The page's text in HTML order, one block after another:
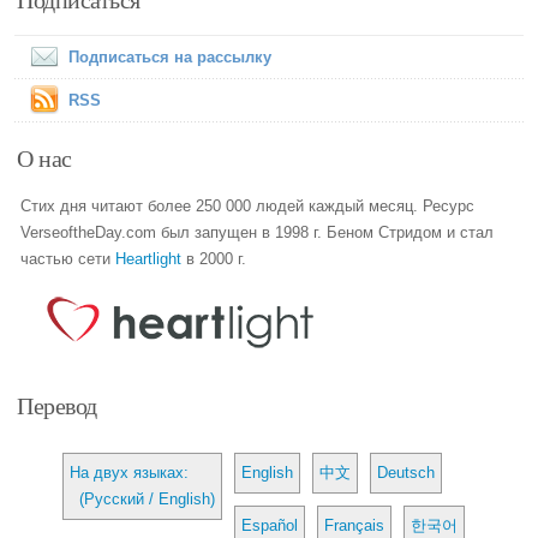
Подписаться на рассылку
RSS
О нас
Стих дня читают более 250 000 людей каждый месяц. Ресурс
VerseoftheDay.com был запущен в 1998 г. Беном Стридом и стал
частью сети Heartlight в 2000 г.
Перевод
На двух языках:
(Русский / English)
English 中文 Deutsch
Español Français 한국어